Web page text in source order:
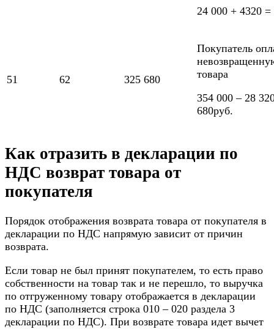
24 000 + 4320 =
51 62 325 680
Покупатель
товара
354 000 – 28
680руб.
Как отразить в декларации по
НДС возврат товара от
покупателя
Порядок отображения возврата товара от покупателя в
декларации по НДС напрямую зависит от причин
возврата.
Если товар не был принят покупателем, то есть право
собственности на товар так и не перешло, то выручка
по отгруженному товару отображается в декларации
по НДС (заполняется строка 010 – 020 раздела 3
декларации по НДС). При возврате товара идет вычет